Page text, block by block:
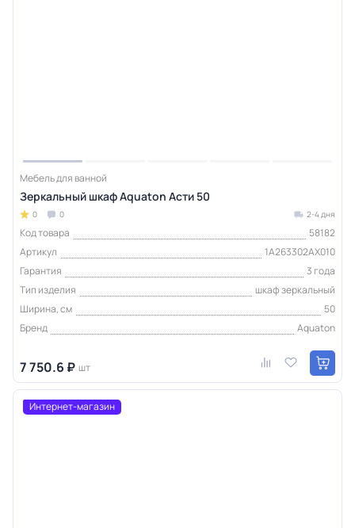
Мебель для ванной
Зеркальный шкаф Aquaton Асти 50
0 0 2-4 дня
Код товара
58182
Артикул
1A263302AX010
Гарантия
3 года
Тип изделия
шкаф зеркальный
Ширина, см
50
Бренд
Aquaton
7 750.6 ₽ шт
Интернет-магазин